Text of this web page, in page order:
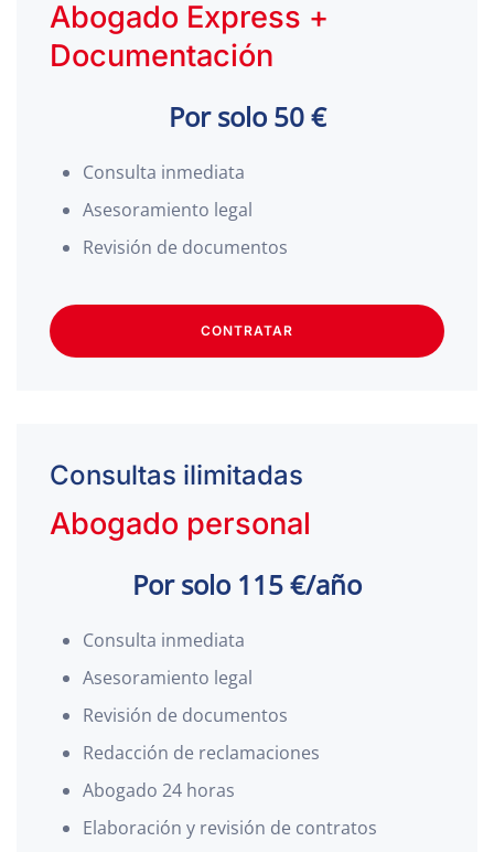
Abogado Express +
Documentación
Por solo 50 €
Consulta inmediata
Asesoramiento legal
Revisión de documentos
CONTRATAR
Consultas ilimitadas
Abogado personal
Por solo 115 €/año
Consulta inmediata
Asesoramiento legal
Revisión de documentos
Redacción de reclamaciones
Abogado 24 horas
Elaboración y revisión de contratos